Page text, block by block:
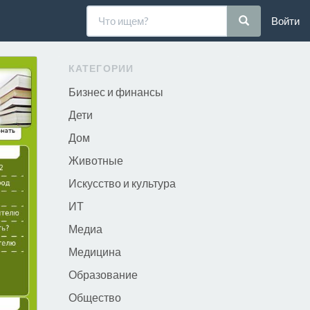
Войти
КАТЕГОРИИ
Бизнес и финансы
Дети
Дом
Животные
Искусство и культура
ИТ
Медиа
Медицина
Образование
Общество